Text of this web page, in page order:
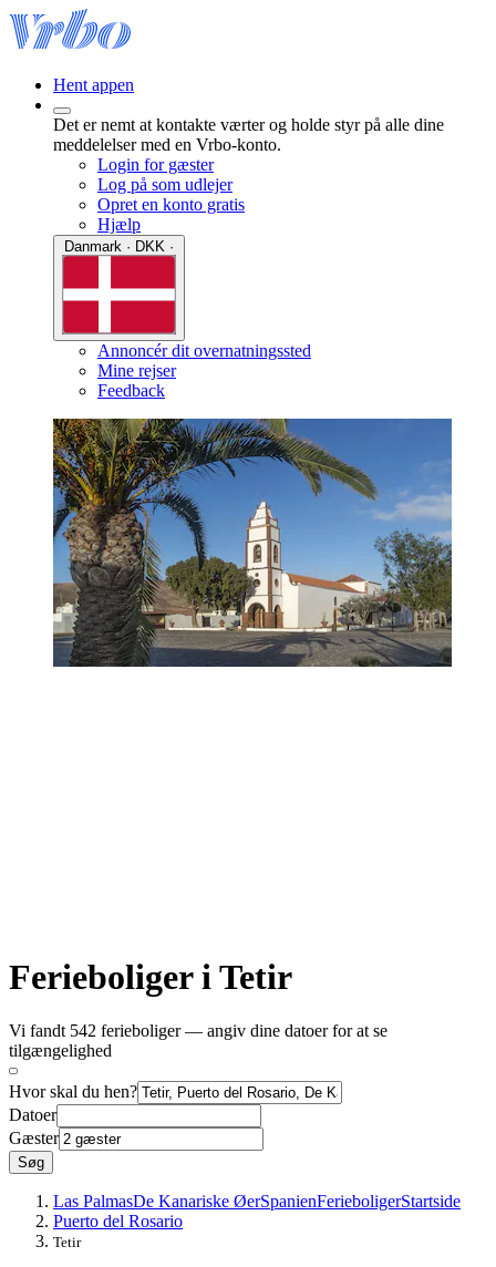
Hent appen
Det er nemt at kontakte værter og holde styr på alle dine
meddelelser med en Vrbo-konto.
Login for gæster
Log på som udlejer
Opret en konto gratis
Hjælp
Annoncér dit overnatningssted
Mine rejser
Feedback
Ferieboliger i Tetir
Vi fandt 542 ferieboliger — angiv dine datoer for at se
tilgængelighed
Hvor skal du hen?
Datoer
Gæster
Søg
Las PalmasDe Kanariske ØerSpanienFerieboligerStartside
Puerto del Rosario
Tetir